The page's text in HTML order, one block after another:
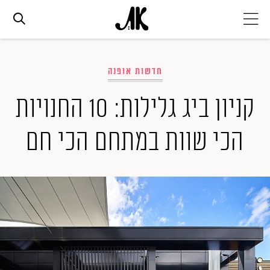
אופנה
ביוטי
סלבס
ערוצים נוספים
המגזין
חדשות אופנה
קניון ביג גלילות: 10 החנויות
הכי שוות במתחם הכי חם